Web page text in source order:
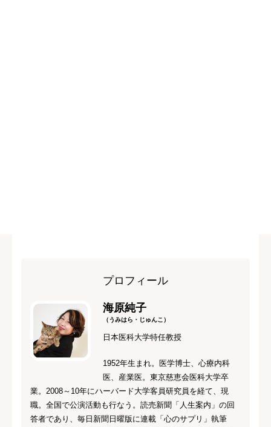
プロフィール
海原純子
（うみはら・じゅんこ）
日本医科大学特任教授
1952年生まれ。医学博士、心療内科
医、産業医。東京慈恵会医科大学卒
業。2008～10年にハーバード大学客員研究員を経て、現
職。全国で公演活動も行なう。読売新聞「人生案内」の回
答者であり、毎日新聞日曜版に連載「心のサプリ」執筆